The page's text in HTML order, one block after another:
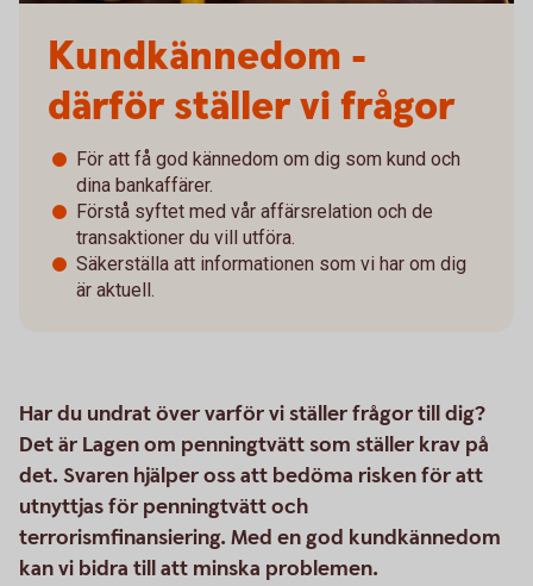
Kundkännedom -
därför ställer vi frågor
För att få god kännedom om dig som kund och
dina bankaffärer.
Förstå syftet med vår affärsrelation och de
transaktioner du vill utföra.
Säkerställa att informationen som vi har om dig
är aktuell.
Har du undrat över varför vi ställer frågor till dig?
Det är Lagen om penningtvätt som ställer krav på
det. Svaren hjälper oss att bedöma risken för att
utnyttjas för penningtvätt och
terrorismfinansiering. Med en god kundkännedom
kan vi bidra till att minska problemen.